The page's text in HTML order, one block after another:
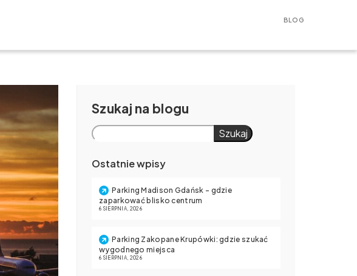
BLOG
Szukaj
Szukaj
Ostatnie wpisy
Parking Madison Gdańsk – gdzie
zaparkować blisko centrum
6 SIERPNIA, 2026
Parking Zakopane Krupówki: gdzie szukać
wygodnego miejsca
6 SIERPNIA, 2026